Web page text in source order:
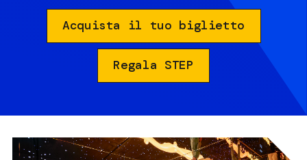
Acquista il tuo biglietto
Regala STEP